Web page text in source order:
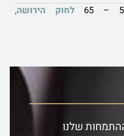
לחוק הירושה,
שלנו